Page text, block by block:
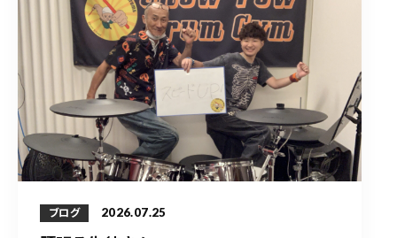
ブログ 2026.07.25